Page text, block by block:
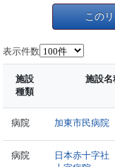
この
表示件数
施設
種類
施設名
病院 加東市民病院
病院
日本赤十字